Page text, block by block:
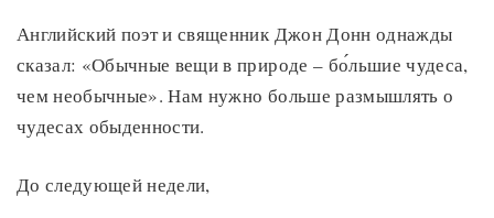
Английский поэт и священник Джон Донн однажды
сказал: «Обычные вещи в природе – бо́льшие чудеса,
чем необычные». Нам нужно больше размышлять о
чудесах обыденности.
До следующей недели,